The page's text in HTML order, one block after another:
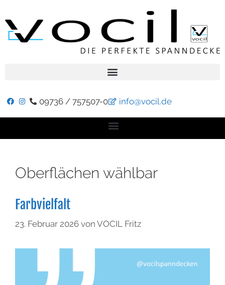
09736 / 757507-0 info@vocil.de
Oberflächen wählbar
Farbvielfalt
23. Februar 2026 von VOCIL Fritz